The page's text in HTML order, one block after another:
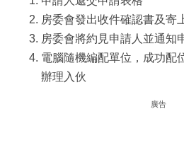
房委會發出收件確認書及寄
房委會將約見申請人並通知
電腦隨機編配單位，成功配
辦理入伙
廣告